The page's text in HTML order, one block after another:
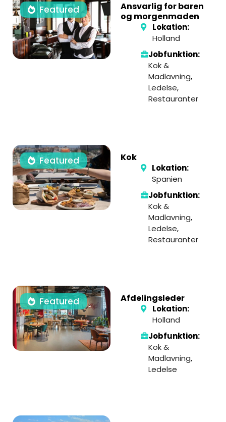
Featured
Ansvarlig for baren
og morgenmaden
Lokation:
Holland
Jobfunktion:
Kok &
Madlavning,
Ledelse,
Restauranter
Featured Kok
Lokation:
Spanien
Jobfunktion:
Kok &
Madlavning,
Ledelse,
Restauranter
Featured Afdelingsleder
Lokation:
Holland
Jobfunktion:
Kok &
Madlavning,
Ledelse